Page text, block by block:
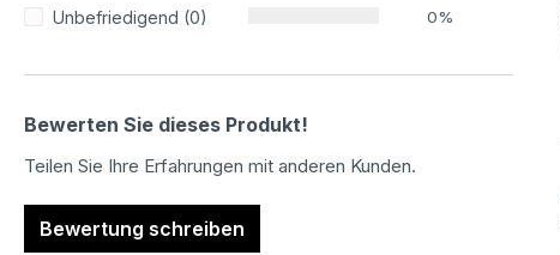
Unbefriedigend (0) 0%
Bewerten Sie dieses Produkt!
Teilen Sie Ihre Erfahrungen mit anderen Kunden.
Bewertung schreiben